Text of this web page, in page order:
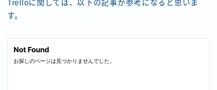
Trelloに関しては、以下の記事が参考になると思いま
す。